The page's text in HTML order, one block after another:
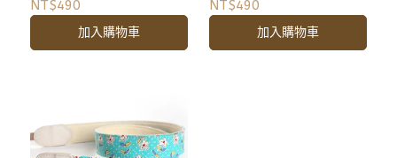
NT$490
加入購物車
NT$490
加入購物車